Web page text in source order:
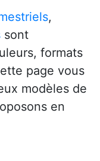
,
sont
formats
page vous
modèles de
en